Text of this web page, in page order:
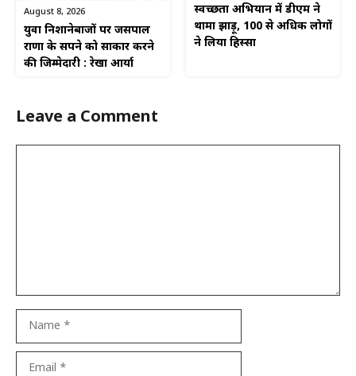
August 8, 2026
युवा निशानेबाजों पर जसपाल
राणा के सपने को साकार करने
की जिम्मेदारी : रेखा आर्या
स्वच्छता अभियान में डीएम ने
थामा झाड़ू, 100 से अधिक लोगों
ने लिया हिस्सा
Leave a Comment